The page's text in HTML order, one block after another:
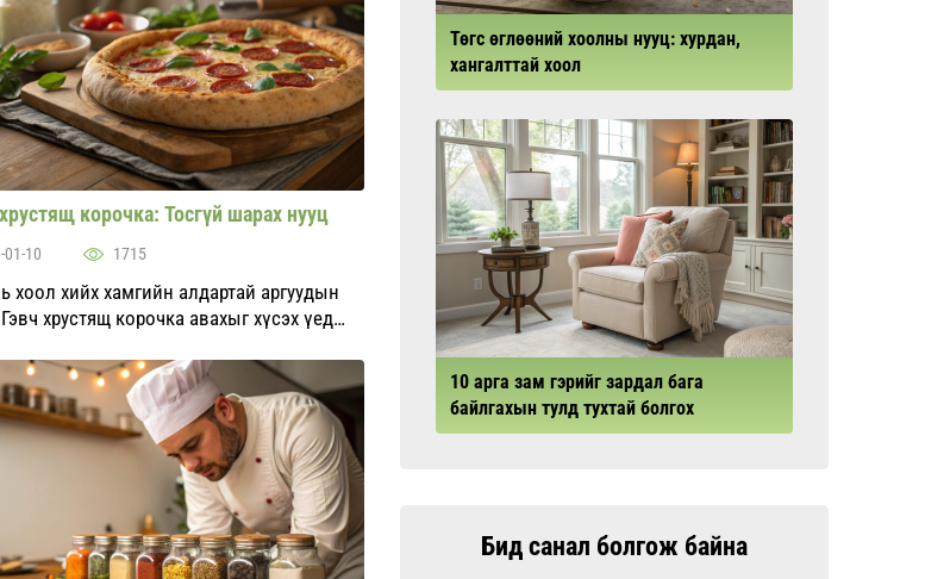
корочка: Тосгүй шарах нууц
01-10 1715
хоол хийх хамгийн алдартай аргуудын
хрустящ корочка авахыг хүсэх үед
бид танд их тосгүйгээр төгс үр дүнд
Төгс өглөөний хоолны нууц: хурдан,
хангалттай хоол
10 арга зам гэрийг зардал бага
байлгахын тулд тухтай болгох
Бид санал болгож байна